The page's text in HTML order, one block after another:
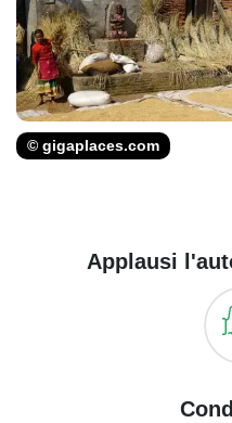
© gigaplaces.com
Applausi